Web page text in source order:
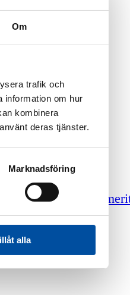
Om
trafik och
information om hur
kombinera
deras tjänster.
Marknadsföring
alla
Professor